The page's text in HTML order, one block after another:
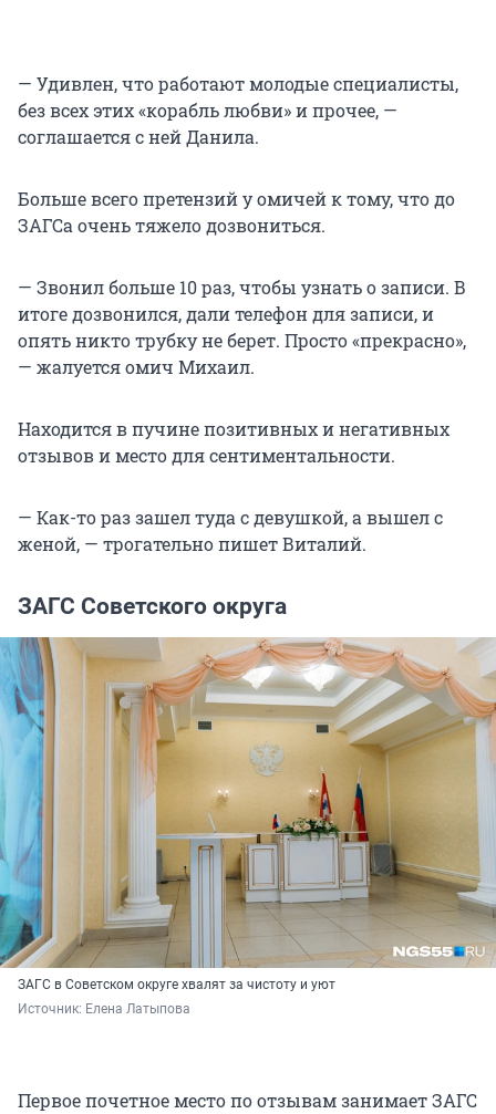
— Удивлен, что работают молодые специалисты,
без всех этих «корабль любви» и прочее, —
соглашается с ней Данила.
Больше всего претензий у омичей к тому, что до
ЗАГСа очень тяжело дозвониться.
— Звонил больше 10 раз, чтобы узнать о записи. В
итоге дозвонился, дали телефон для записи, и
опять никто трубку не берет. Просто «прекрасно»,
— жалуется омич Михаил.
Находится в пучине позитивных и негативных
отзывов и место для сентиментальности.
— Как-то раз зашел туда с девушкой, а вышел с
женой, — трогательно пишет Виталий.
ЗАГС Советского округа
ЗАГС в Советском округе хвалят за чистоту и уют
Источник: Елена Латыпова
Первое почетное место по отзывам занимает ЗАГС